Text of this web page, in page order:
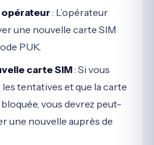
: L’opérateur
une nouvelle carte SIM
PUK.
carte SIM: Si vous
tentatives et que la carte
vous devrez peut-
une nouvelle auprès de